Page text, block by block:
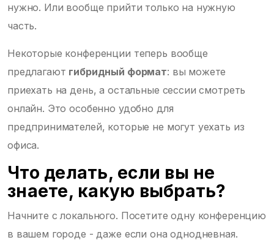
нужно. Или вообще прийти только на нужную
часть.
Некоторые конференции теперь вообще
предлагают гибридный формат: вы можете
приехать на день, а остальные сессии смотреть
онлайн. Это особенно удобно для
предпринимателей, которые не могут уехать из
офиса.
Что делать, если вы не
знаете, какую выбрать?
Начните с локального. Посетите одну конференцию
в вашем городе - даже если она однодневная.